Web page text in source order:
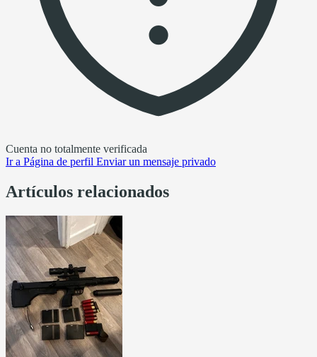
Cuenta no totalmente verificada
Ir a Página de perfil Enviar un mensaje privado
Artículos relacionados